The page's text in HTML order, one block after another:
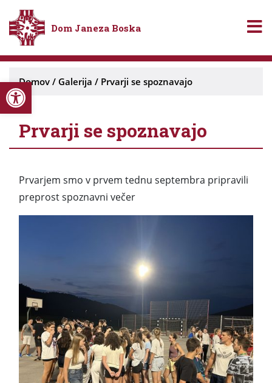
Open toolbar
Dom Janeza Boska
Domov / Galerija / Prvarji se spoznavajo
Prvarji se spoznavajo
Prvarjem smo v prvem tednu septembra pripravili
preprost spoznavni večer